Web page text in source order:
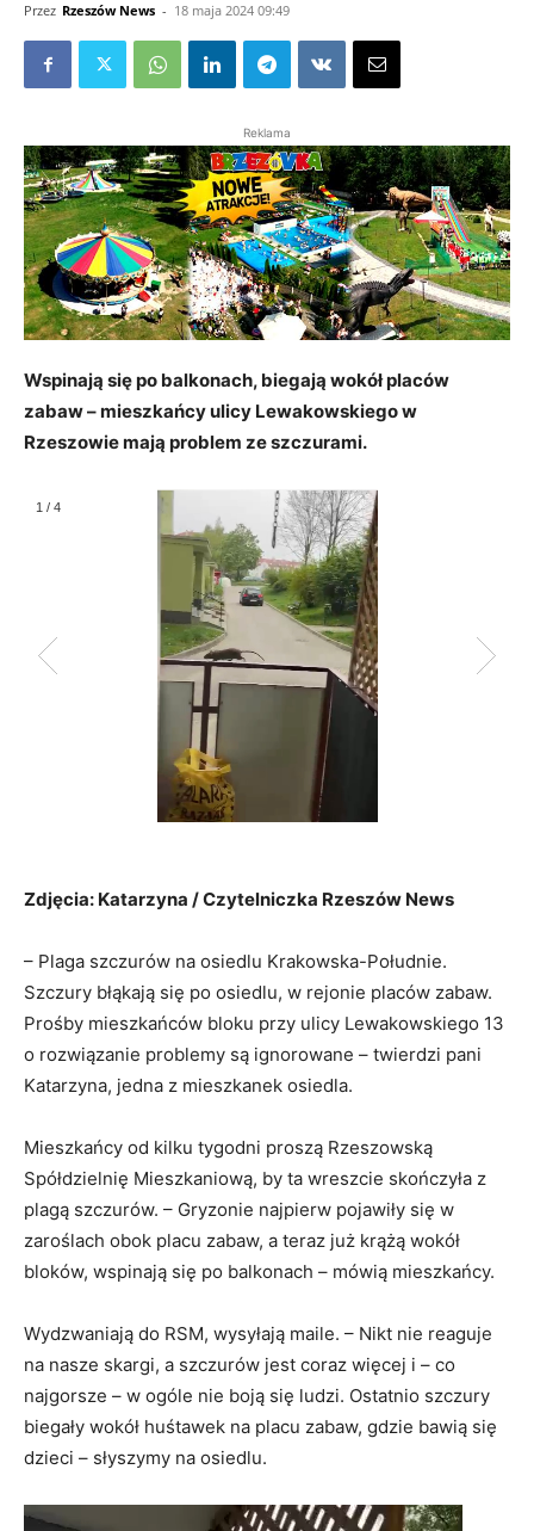
Przez Rzeszów News - 18 maja 2024 09:49
Reklama
Wspinają się po balkonach, biegają wokół placów
zabaw – mieszkańcy ulicy Lewakowskiego w
Rzeszowie mają problem ze szczurami.
1 / 4
Zdjęcia: Katarzyna / Czytelniczka Rzeszów News
– Plaga szczurów na osiedlu Krakowska-Południe.
Szczury błąkają się po osiedlu, w rejonie placów zabaw.
Prośby mieszkańców bloku przy ulicy Lewakowskiego 13
o rozwiązanie problemy są ignorowane – twierdzi pani
Katarzyna, jedna z mieszkanek osiedla.
Mieszkańcy od kilku tygodni proszą Rzeszowską
Spółdzielnię Mieszkaniową, by ta wreszcie skończyła z
plagą szczurów. – Gryzonie najpierw pojawiły się w
zaroślach obok placu zabaw, a teraz już krążą wokół
bloków, wspinają się po balkonach – mówią mieszkańcy.
Wydzwaniają do RSM, wysyłają maile. – Nikt nie reaguje
na nasze skargi, a szczurów jest coraz więcej i – co
najgorsze – w ogóle nie boją się ludzi. Ostatnio szczury
biegały wokół huśtawek na placu zabaw, gdzie bawią się
dzieci – słyszymy na osiedlu.
Odtwarzacz